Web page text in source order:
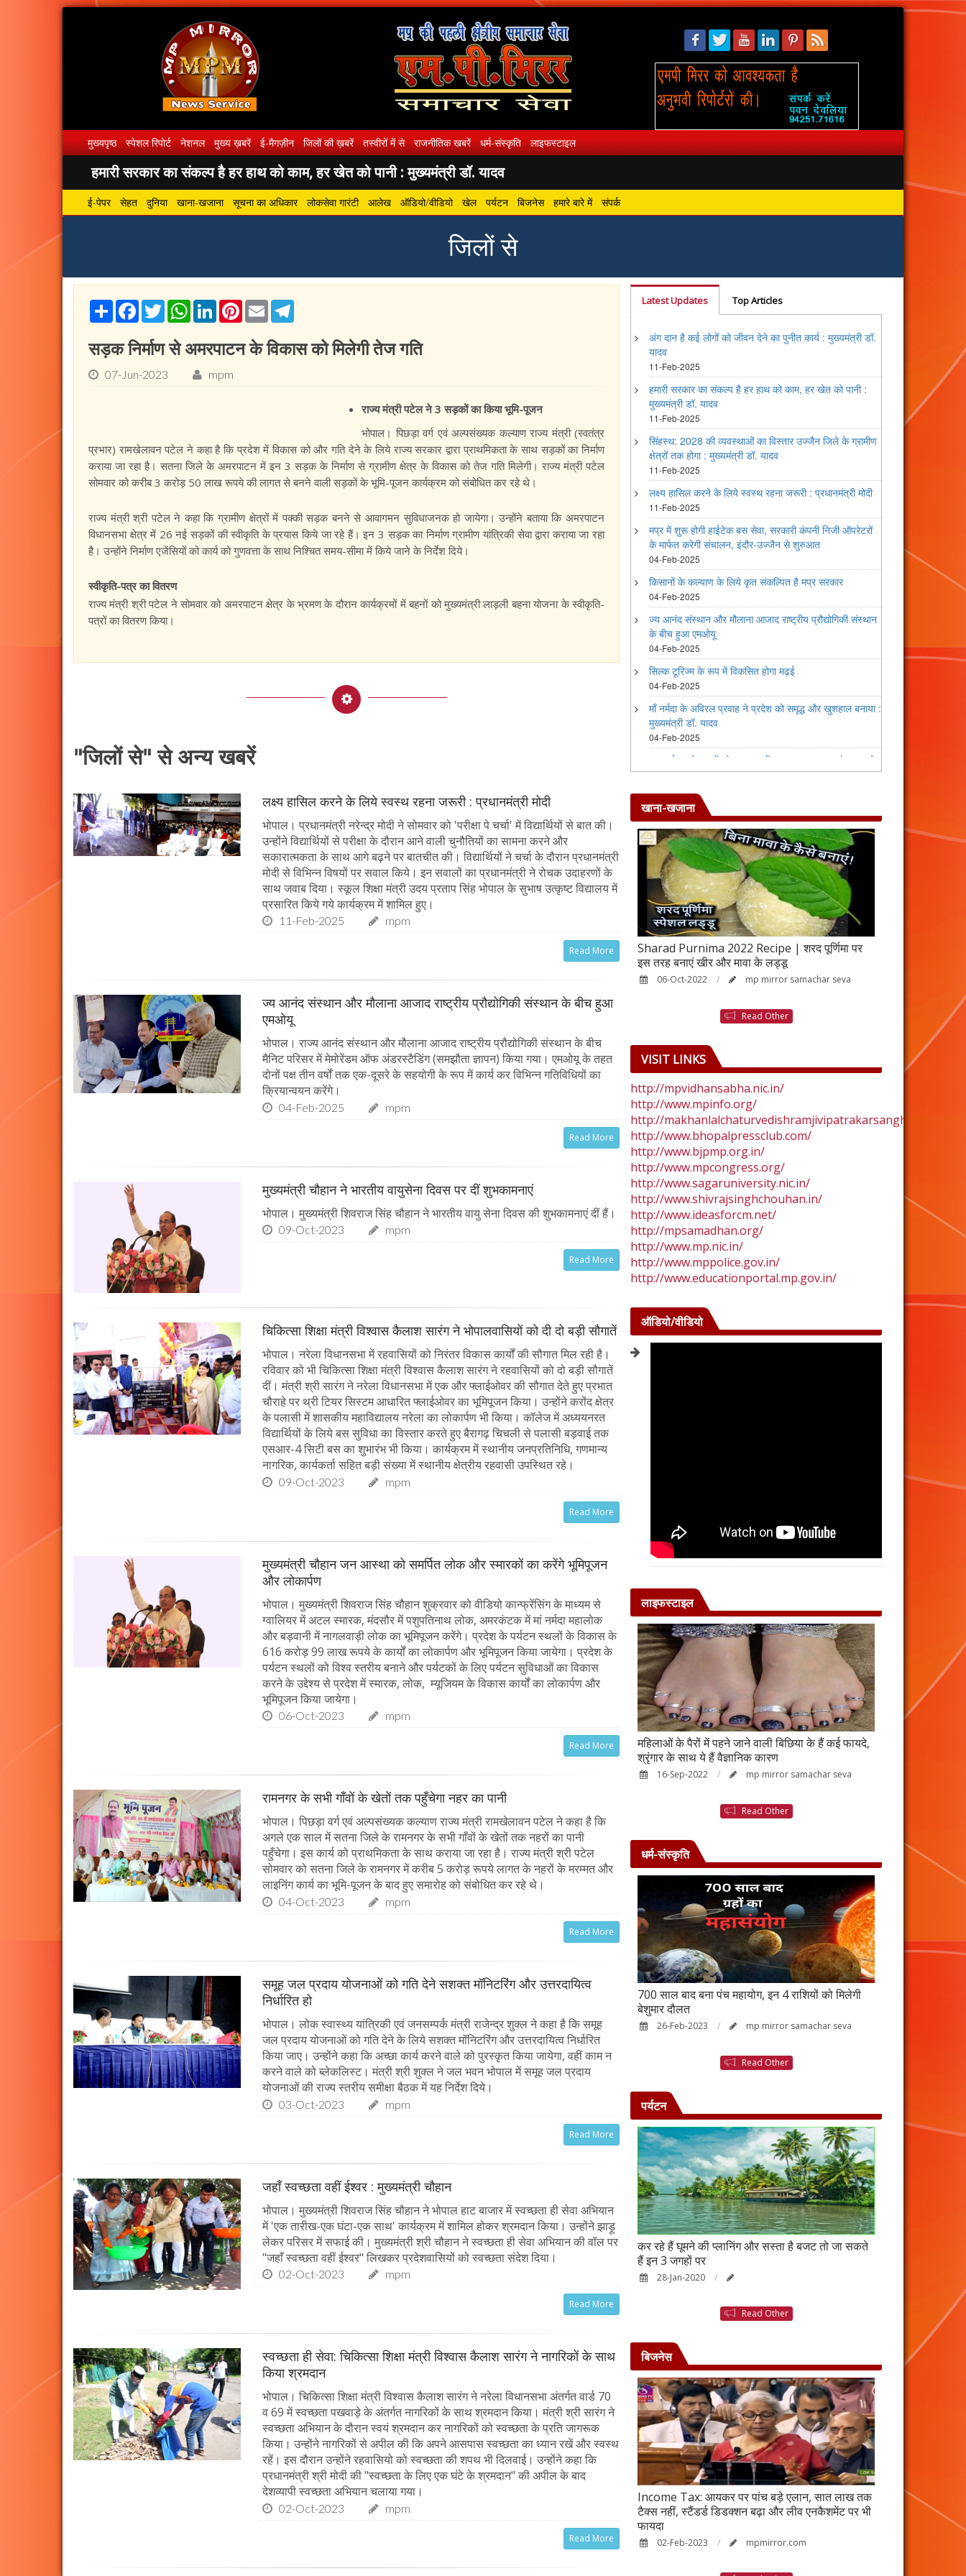
मुख्यपृष्ठ स्पेशल रिपोर्ट नेशनल मुख्य ख़बरें ई-मैगज़ीन जिलों की ख़बरें तस्वीरों में से राजनीतिक खबरें धर्म-संस्कृति लाइफस्टाइल
हमारी सरकार का संकल्प है हर हाथ को काम, हर खेत को पानी : मुख्यमंत्री डॉ. यादव
ई-पेपर सेहत दुनिया खाना-खजाना सूचना का अधिकार लोकसेवा गारंटी आलेख ऑडियो/वीडियो खेल पर्यटन बिजनेस हमारे बारे में संपर्क
जिलों से
ShareFacebook
TwitterWhatsApp
LinkedInPinterest
Email
सड़क निर्माण से अमरपाटन के विकास को मिलेगी तेज गति
07-Jun-2023 mpm
राज्य मंत्री पटेल ने 3 सड़कों का किया भूमि-पूजन
भोपाल। पिछड़ा वर्ग एवं अल्पसंख्यक कल्याण राज्य मंत्री (स्वतंत्र
प्रभार) रामखेलावन पटेल ने कहा है कि प्रदेश में विकास को और गति देने के लिये राज्य सरकार द्वारा प्राथमिकता के साथ सड़कों का निर्माण
कराया जा रहा है। सतना जिले के अमरपाटन में इन 3 सड़क के निर्माण से ग्रामीण क्षेत्र के विकास को तेज गति मिलेगी। राज्य मंत्री पटेल
सोमवार को करीब 3 करोड़ 50 लाख रूपये की लागत से बनने वाली सड़कों के भूमि-पूजन कार्यक्रम को संबोधित कर रहे थे।
राज्य मंत्री श्री पटेल ने कहा कि ग्रामीण क्षेत्रों में पक्की सड़क बनने से आवागमन सुविधाजनक हो जायेगा। उन्होंने बताया कि अमरपाटन
विधानसभा क्षेत्र में 26 नई सड़कों की स्वीकृति के प्रयास किये जा रहे हैं। इन 3 सड़क का निर्माण ग्रामीण यांत्रिकी सेवा द्वारा कराया जा रहा
है। उन्होंने निर्माण एजेंसियों को कार्य को गुणवत्ता के साथ निश्चित समय-सीमा में किये जाने के निर्देश दिये।
स्वीकृति-पत्र का वितरण
राज्य मंत्री श्री पटेल ने सोमवार को अमरपाटन क्षेत्र के भ्रमण के दौरान कार्यक्रमों में बहनों को मुख्यमंत्री लाड़ली बहना योजना के स्वीकृति-
पत्रों का वितरण किया।
"जिलों से" से अन्य खबरें
लक्ष्य हासिल करने के लिये स्वस्थ रहना जरूरी : प्रधानमंत्री मोदी
भोपाल। प्रधानमंत्री नरेन्द्र मोदी ने सोमवार को 'परीक्षा पे चर्चा' में विद्यार्थियों से बात की।
उन्होंने विद्यार्थियों से परीक्षा के दौरान आने वाली चुनौतियों का सामना करने और
सकारात्मकता के साथ आगे बढ़ने पर बातचीत की। विद्यार्थियों ने चर्चा के दौरान प्रधानमंत्री
मोदी से विभिन्न विषयों पर सवाल किये। इन सवालों का प्रधानमंत्री ने रोचक उदाहरणों के
साथ जवाब दिया। स्कूल शिक्षा मंत्री उदय प्रताप सिंह भोपाल के सुभाष उत्कृष्ट विद्यालय में
प्रसारित किये गये कार्यक्रम में शामिल हुए।
11-Feb-2025 mpm
Read More
ज्य आनंद संस्थान और मौलाना आजाद राष्ट्रीय प्रौद्योगिकी संस्थान के बीच हुआ
एमओयू
भोपाल। राज्य आनंद संस्थान और मौलाना आजाद राष्ट्रीय प्रौद्योगिकी संस्थान के बीच
मैनिट परिसर में मेमोरेंडम ऑफ अंडरस्टैडिंग (समझौता ज्ञापन) किया गया। एमओयू के तहत
दोनों पक्ष तीन वर्षों तक एक-दूसरे के सहयोगी के रूप में कार्य कर विभिन्न गतिविधियों का
क्रियान्वयन करेंगे।
04-Feb-2025 mpm
Read More
मुख्यमंत्री चौहान ने भारतीय वायुसेना दिवस पर दीं शुभकामनाएं
भोपाल। मुख्यमंत्री शिवराज सिंह चौहान ने भारतीय वायु सेना दिवस की शुभकामनाएं दीं हैं।
09-Oct-2023 mpm
Read More
चिकित्सा शिक्षा मंत्री विश्वास कैलाश सारंग ने भोपालवासियों को दी दो बड़ी सौगातें
भोपाल। नरेला विधानसभा में रहवासियों को निरंतर विकास कार्यों की सौगात मिल रही है।
रविवार को भी चिकित्सा शिक्षा मंत्री विश्वास कैलाश सारंग ने रहवासियों को दो बड़ी सौगातें
दीं। मंत्री श्री सारंग ने नरेला विधानसभा में एक और फ्लाईओवर की सौगात देते हुए प्रभात
चौराहे पर थ्री टियर सिस्टम आधारित फ्लाईओवर का भूमिपूजन किया। उन्होंने करोंद क्षेत्र
के पलासी में शासकीय महाविद्यालय नरेला का लोकार्पण भी किया। कॉलेज में अध्ययनरत
विद्यार्थियों के लिये बस सुविधा का विस्तार करते हुए बैरागढ़ चिचली से पलासी बड़वाई तक
एसआर-4 सिटी बस का शुभारंभ भी किया। कार्यक्रम में स्थानीय जनप्रतिनिधि, गणमान्य
नागरिक, कार्यकर्ता सहित बड़ी संख्या में स्थानीय क्षेत्रीय रहवासी उपस्थित रहे।
09-Oct-2023 mpm
Read More
मुख्यमंत्री चौहान जन आस्था को समर्पित लोक और स्मारकों का करेंगे भूमिपूजन
और लोकार्पण
भोपाल। मुख्यमंत्री शिवराज सिंह चौहान शुक्रवार को वीडियो कान्फ्रेंसिंग के माध्यम से
ग्वालियर में अटल स्मारक, मंदसौर में पशुपतिनाथ लोक, अमरकंटक में मां नर्मदा महालोक
और बड़वानी में नागलवाड़ी लोक का भूमिपूजन करेंगे। प्रदेश के पर्यटन स्थलों के विकास के
616 करोड़ 99 लाख रूपये के कार्यों का लोकार्पण और भूमिपूजन किया जायेगा। प्रदेश के
पर्यटन स्थलों को विश्व स्तरीय बनाने और पर्यटकों के लिए पर्यटन सुविधाओं का विकास
करने के उद्देश्य से प्रदेश में स्मारक, लोक, म्यूजियम के विकास कार्यों का लोकार्पण और
भूमिपूजन किया जायेगा।
06-Oct-2023 mpm
Read More
रामनगर के सभी गाँवों के खेतों तक पहुँचेगा नहर का पानी
भोपाल। पिछड़ा वर्ग एवं अल्पसंख्यक कल्याण राज्य मंत्री रामखेलावन पटेल ने कहा है कि
अगले एक साल में सतना जिले के रामनगर के सभी गाँवों के खेतों तक नहरों का पानी
पहुँचेगा। इस कार्य को प्राथमिकता के साथ कराया जा रहा है। राज्य मंत्री श्री पटेल
सोमवार को सतना जिले के रामनगर में करीब 5 करोड़ रूपये लागत के नहरों के मरम्मत और
लाइनिंग कार्य का भूमि-पूजन के बाद हुए समारोह को संबोधित कर रहे थे।
04-Oct-2023 mpm
Read More
समूह जल प्रदाय योजनाओं को गति देने सशक्त मॉनिटरिंग और उत्तरदायित्व
निर्धारित हो
भोपाल। लोक स्वास्थ्य यांत्रिकी एवं जनसम्पर्क मंत्री राजेन्द्र शुक्ल ने कहा है कि समूह
जल प्रदाय योजनाओं को गति देने के लिये सशक्त मॉनिटरिंग और उत्तरदायित्व निर्धारित
किया जाए। उन्होंने कहा कि अच्छा कार्य करने वाले को पुरस्कृत किया जायेगा, वहीं काम न
करने वाले को ब्लेकलिस्ट। मंत्री श्री शुक्ल ने जल भवन भोपाल में समूह जल प्रदाय
योजनाओं की राज्य स्तरीय समीक्षा बैठक में यह निर्देश दिये।
03-Oct-2023 mpm
Read More
जहाँ स्वच्छता वहीं ईश्वर : मुख्यमंत्री चौहान
भोपाल। मुख्यमंत्री शिवराज सिंह चौहान ने भोपाल हाट बाजार में स्वच्छता ही सेवा अभियान
में 'एक तारीख-एक घंटा-एक साथ' कार्यक्रम में शामिल होकर श्रमदान किया। उन्होंने झाड़ू
लेकर परिसर में सफाई की। मुख्यमंत्री श्री चौहान ने स्वच्छता ही सेवा अभियान की वॉल पर
"जहाँ स्वच्छता वहीं ईश्वर" लिखकर प्रदेशवासियों को स्वच्छता संदेश दिया।
02-Oct-2023 mpm
Read More
स्वच्छता ही सेवा: चिकित्सा शिक्षा मंत्री विश्वास कैलाश सारंग ने नागरिकों के साथ
किया श्रमदान
भोपाल। चिकित्सा शिक्षा मंत्री विश्वास कैलाश सारंग ने नरेला विधानसभा अंतर्गत वार्ड 70
व 69 में स्वच्छता पखवाड़े के अंतर्गत नागरिकों के साथ श्रमदान किया। मंत्री श्री सारंग ने
स्वच्छता अभियान के दौरान स्वयं श्रमदान कर नागरिकों को स्वच्छता के प्रति जागरूक
किया। उन्होंने नागरिकों से अपील की कि अपने आसपास स्वच्छता का ध्यान रखें और स्वस्थ
रहें। इस दौरान उन्होंने रहवासियो को स्वच्छता की शपथ भी दिलवाई। उन्होंने कहा कि
प्रधानमंत्री श्री मोदी की "स्वच्छता के लिए एक घंटे के श्रमदान" की अपील के बाद
देशव्यापी स्वच्छता अभियान चलाया गया।
02-Oct-2023 mpm
Read More
Latest Updates Top Articles
खाना-खजाना
Gud-Moongfali Chikki : सर्दियों का मजा हो जाएगा
दोगुना जब इस तरह बनाएंगे गुड़-मूंगफली की चिक्की
25-Jan-2023 mp mirror samachar seva
Sharad Purnima 2022 Recipe | शरद पूर्णिमा पर
इस तरह बनाएं खीर और मावा के लड्डू
06-Oct-2022 mp mirror samachar seva
Read Other
VISIT LINKS
http://mpvidhansabha.nic.in/
http://www.mpinfo.org/
http://makhanlalchaturvedishramjivipatrakarsangh.com/
http://www.bhopalpressclub.com/
http://www.bjpmp.org.in/
http://www.mpcongress.org/
http://www.sagaruniversity.nic.in/
http://www.shivrajsinghchouhan.in/
http://www.ideasforcm.net/
http://mpsamadhan.org/
http://www.mp.nic.in/
http://www.mppolice.gov.in/
http://www.educationportal.mp.gov.in/
ऑडियो/वीडियो
लाइफस्टाइल
Beauty Tips | बादाम और एलोवेरा जेल से आसानी से
21-Sep-2022 mp mirror samachar seva
महिलाओं के पैरों में पहने जाने वाली बिछिया के हैं कई फायदे,
श्रृंगार के साथ ये हैं वैज्ञानिक कारण
16-Sep-2022 mp mirror samachar seva
Read Other
धर्म-संस्कृति
Hanuman Jayanti 2023 : हनुमान जयंती पर राशि के
02-Apr-2023 mp mirror samachar seva
700 साल बाद बना पंच महायोग, इन 4 राशियों को मिलेगी
बेशुमार दौलत
26-Feb-2023 mp mirror samachar seva
Read Other
पर्यटन
दो दिनों की छुट्टी एन्जॉय करने के लिए बेहतरीन है दिल्ली के
आसपास बसी ये 4 जगहें
28-Feb-2020
कर रहे हैं घूमने की प्लानिंग और सस्ता है बजट तो जा सकते
हैं इन 3 जगहों पर
28-Jan-2020
Read Other
बिजनेस
सात ट्रेडिंग सेशन में 9 लाख करोड़ घटा अदाणी समूह का
मार्केट कैप
mp mirror samachar seva
Income Tax: आयकर पर पांच बड़े एलान, सात लाख तक
टैक्स नहीं, स्टैंडर्ड डिडक्शन बढ़ा और लीव एनकैशमेंट पर भी
फायदा
02-Feb-2023 mpmirror.com
वर्ष 2023 में भी
विकेंद्रीकरण का
17-Jan-2023